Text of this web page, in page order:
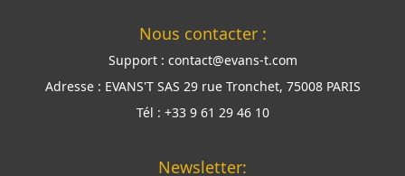
Nous contacter :
Support : contact@evans-t.com
Adresse : EVANS'T SAS 29 rue Tronchet, 75008 PARIS
Tél : +33 9 61 29 46 10
Newsletter: